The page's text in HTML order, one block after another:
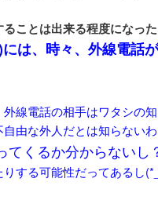
ことは出来る程度になっ
は、時々、外線電話
線電話の相手はワタシの
由な外人だとは知らないわ
くるか分からないし
する可能性だってあるし